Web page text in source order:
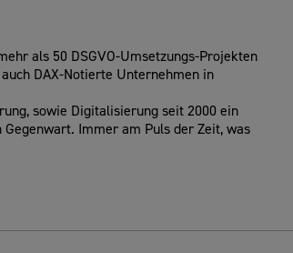
als 50 DSGVO-Umsetzungs-Projekten
DAX-Notierte Unternehmen in
sowie Digitalisierung seit 2000 ein
Immer am Puls der Zeit, was